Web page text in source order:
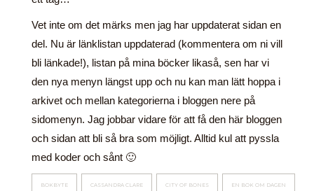
Vet inte om det märks men jag har uppdaterat sidan en
del. Nu är länklistan uppdaterad (kommentera om ni vill
bli länkade!), listan på mina böcker likaså, sen har vi
den nya menyn längst upp och nu kan man lätt hoppa i
arkivet och mellan kategorierna i bloggen nere på
sidomenyn. Jag jobbar vidare för att få den här bloggen
och sidan att bli så bra som möjligt. Alltid kul att pyssla
med koder och sånt 🙂
BOKBYTE CASSANDRA CLARE CITY OF BONES EN BOK OM DAGEN